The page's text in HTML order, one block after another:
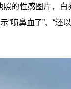
照的性感图片，
“喷鼻血了”、“还